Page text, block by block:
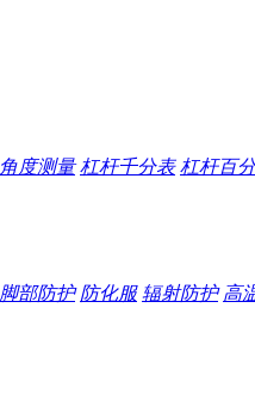
角度测量 杠杆千分表 杠杆百
脚部防护 防化服 辐射防护 高